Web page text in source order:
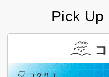
Pick Up